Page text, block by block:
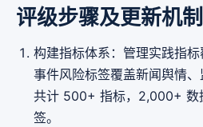
评级步骤及更新机制
构建指标体系：管理实践指
事件风险标签覆盖新闻舆情、
共计 500+ 指标，2,000+ 数
签。